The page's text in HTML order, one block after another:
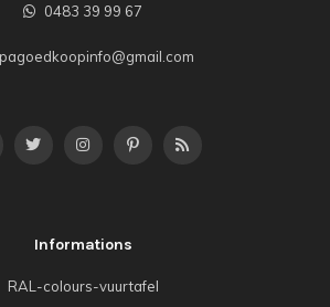
0483 39 99 67
Informations
RAL-colours-vuurtafel